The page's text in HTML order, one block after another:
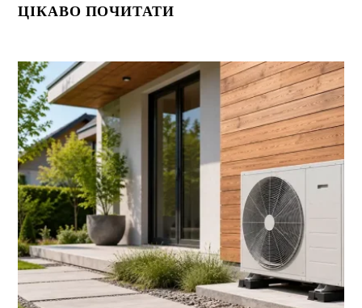
ЦІКАВО ПОЧИТАТИ